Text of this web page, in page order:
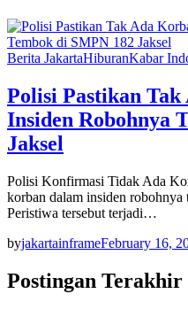
Berita JakartaHiburanKabar
Polisi Pastikan
Insiden Robohnya
Jaksel
Polisi Konfirmasi Tidak Ada
korban dalam insiden
Peristiwa tersebut terjadi…
byjakartainframeFebruary 16,
Postingan Terakhir